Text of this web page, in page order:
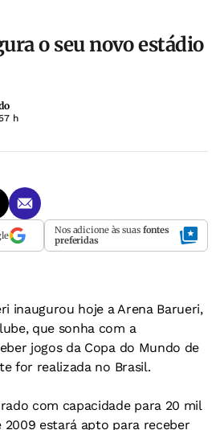
o seu novo estádio
h
Nos adicione às suas fontes
preferidas
inaugurou hoje a Arena Barueri,
que sonha com a
jogos da Copa do Mundo de
for realizada no Brasil.
com capacidade para 20 mil
estará apto para receber